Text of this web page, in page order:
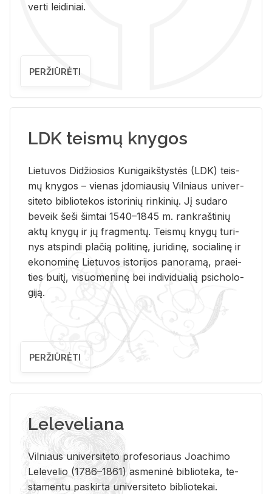
ver­ti lei­di­niai.
PERŽIŪRĖTI
LDK teismų knygos
Lie­tu­vos Di­džio­sios Ku­ni­gaikš­tys­tės (LDK) teis­
mų kny­gos – vie­nas įdo­miau­sių Vil­niaus uni­ver­
si­te­to bi­b­lio­te­kos is­to­ri­nių rin­ki­nių. Jį su­da­ro
be­veik šeši šim­tai 1540–1845 m. rank­raš­ti­nių
aktų kny­gų ir jų frag­men­tų. Teis­mų kny­gų tu­ri­
nys at­spin­di pla­čią po­li­ti­nę, ju­ri­di­nę, so­cia­li­nę ir
eko­no­mi­nę Lie­tu­vos is­to­ri­jos pa­no­ra­mą, pra­ei­
ties bui­tį, vi­suo­me­ni­nę bei in­di­vi­dua­lią psi­cho­lo­
gi­ją.
PERŽIŪRĖTI
Leleveliana
Vil­niaus uni­ver­si­te­to pro­fe­so­riaus Jo­a­chi­mo
Le­le­ve­lio (1786–1861) as­me­ni­nė bi­b­lio­te­ka, te­
sta­men­tu pa­skir­ta uni­ver­si­te­to bi­b­lio­te­kai.